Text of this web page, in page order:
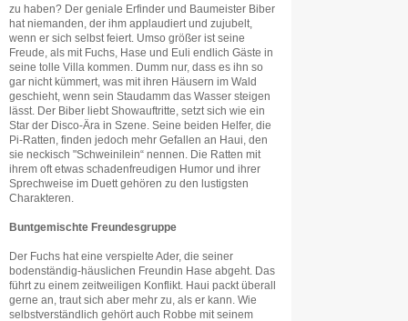
zu haben? Der geniale Erfinder und Baumeister Biber
hat niemanden, der ihm applaudiert und zujubelt,
wenn er sich selbst feiert. Umso größer ist seine
Freude, als mit Fuchs, Hase und Euli endlich Gäste in
seine tolle Villa kommen. Dumm nur, dass es ihn so
gar nicht kümmert, was mit ihren Häusern im Wald
geschieht, wenn sein Staudamm das Wasser steigen
lässt. Der Biber liebt Showauftritte, setzt sich wie ein
Star der Disco-Ära in Szene. Seine beiden Helfer, die
Pi-Ratten, finden jedoch mehr Gefallen an Haui, den
sie neckisch "Schweinilein“ nennen. Die Ratten mit
ihrem oft etwas schadenfreudigen Humor und ihrer
Sprechweise im Duett gehören zu den lustigsten
Charakteren.
Buntgemischte Freundesgruppe
Der Fuchs hat eine verspielte Ader, die seiner
bodenständig-häuslichen Freundin Hase abgeht. Das
führt zu einem zeitweiligen Konflikt. Haui packt überall
gerne an, traut sich aber mehr zu, als er kann. Wie
selbstverständlich gehört auch Robbe mit seinem